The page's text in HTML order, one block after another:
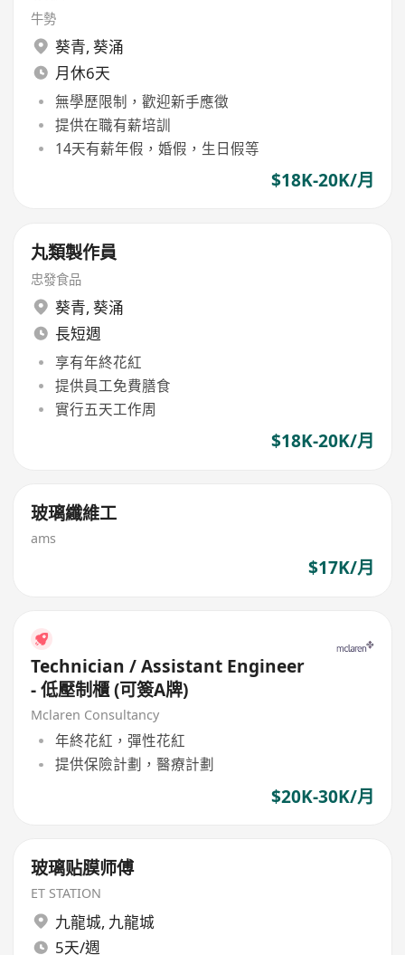
牛勢
葵青, 葵涌
月休6天
無學歷限制，歡迎新手應徵
提供在職有薪培訓
14天有薪年假，婚假，生日假等
$18K-20K/月
丸類製作員
忠發食品
葵青, 葵涌
長短週
享有年終花紅
提供員工免費膳食
實行五天工作周
$18K-20K/月
玻璃纖維工
ams
$17K/月
Technician / Assistant Engineer
- 低壓制櫃 (可簽A牌)
Mclaren Consultancy
年終花紅，彈性花紅
提供保險計劃，醫療計劃
$20K-30K/月
玻璃贴膜师傅
ET STATION
九龍城, 九龍城
5天/週